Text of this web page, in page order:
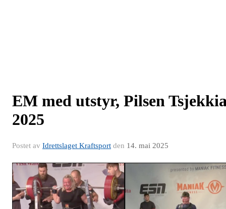
EM med utstyr, Pilsen
2025
Postet av Idrettslaget Kraftsport den 14. mai 2025